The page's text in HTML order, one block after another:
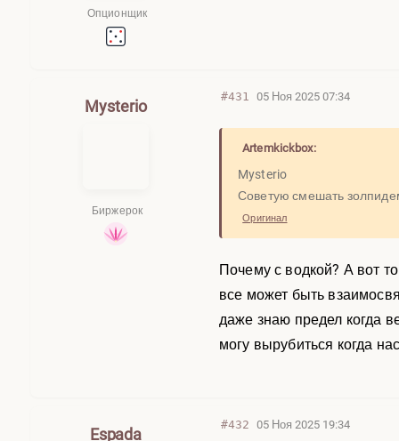
Опционщик
Mysterio
Биржерок
#431 05 Ноя 2025 07:34
Artemkickbox:
Mysterio
Советую смешать
Оригинал
Почему с водкой? А вот
все может быть
даже знаю предел когда
могу вырубиться когда
Espada
#432 05 Ноя 2025 19:34